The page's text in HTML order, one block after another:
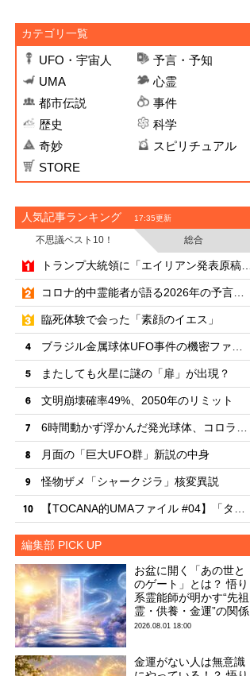
カテゴリ一覧
UFO・宇宙人
予言・予知
UMA
心霊
都市伝説
事件
歴史
科学
奇妙
スピリチュアル
STORE
人気記事ランキング 17:35更新
不思議ベスト10！
総合
・
・
・
臨死体験で会った「素顔のイエス」
・
・
またしても火星に謎の「扉」が出現？
・
文明崩壊確率49%、2050年のリミット
・
・
月面の「巨大UFO群」新説の中身
・
怪物ザメ「シャークジラ」核変異説
・
編集部 PICK UP
お盆に開く「あの世と
のゲート」とは？ 悟り
系霊能師が明かす“先祖
霊・供養・金運”の関係
2026.08.01 18:00
金運がない人は無意識